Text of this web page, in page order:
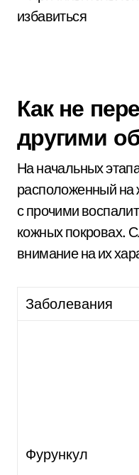
Как не
другими
На начальных
расположенный на
с прочими
кожных покровах.
внимание на их
Заболевания
Фурункул